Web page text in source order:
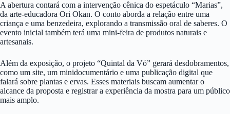
A abertura contará com a intervenção cênica do espetáculo “Marias”,
da arte-educadora Ori Okan. O conto aborda a relação entre uma
criança e uma benzedeira, explorando a transmissão oral de saberes. O
evento inicial também terá uma mini-feira de produtos naturais e
artesanais.
Além da exposição, o projeto “Quintal da Vó” gerará desdobramentos,
como um site, um minidocumentário e uma publicação digital que
falará sobre plantas e ervas. Esses materiais buscam aumentar o
alcance da proposta e registrar a experiência da mostra para um público
mais amplo.